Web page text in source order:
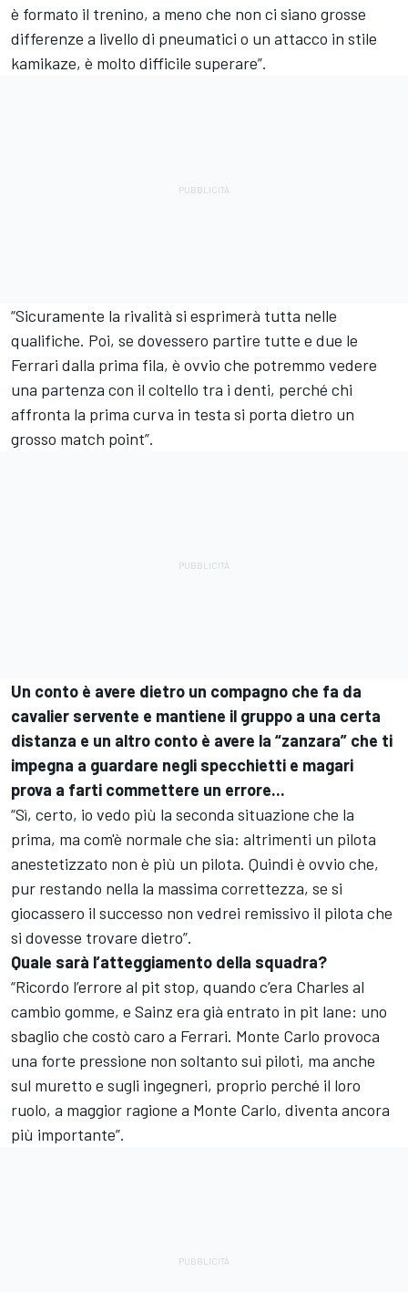
è formato il trenino, a meno che non ci siano grosse
differenze a livello di pneumatici o un attacco in stile
kamikaze, è molto difficile superare”.
“Sicuramente la rivalità si esprimerà tutta nelle
qualifiche. Poi, se dovessero partire tutte e due le
Ferrari dalla prima fila, è ovvio che potremmo vedere
una partenza con il coltello tra i denti, perché chi
affronta la prima curva in testa si porta dietro un
grosso match point”.
Un conto è avere dietro un compagno che fa da
cavalier servente e mantiene il gruppo a una certa
distanza e un altro conto è avere la “zanzara” che ti
impegna a guardare negli specchietti e magari
prova a farti commettere un errore...
“Sì, certo, io vedo più la seconda situazione che la
prima, ma com'è normale che sia: altrimenti un pilota
anestetizzato non è più un pilota. Quindi è ovvio che,
pur restando nella la massima correttezza, se si
giocassero il successo non vedrei remissivo il pilota che
si dovesse trovare dietro”.
Quale sarà l’atteggiamento della squadra?
“Ricordo l’errore al pit stop, quando c’era Charles al
cambio gomme, e Sainz era già entrato in pit lane: uno
sbaglio che costò caro a Ferrari. Monte Carlo provoca
una forte pressione non soltanto sui piloti, ma anche
sul muretto e sugli ingegneri, proprio perché il loro
ruolo, a maggior ragione a Monte Carlo, diventa ancora
più importante”.